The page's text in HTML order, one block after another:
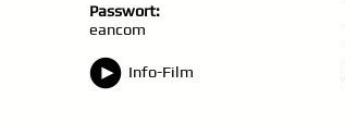
Passwort:
eancom
Info-Film